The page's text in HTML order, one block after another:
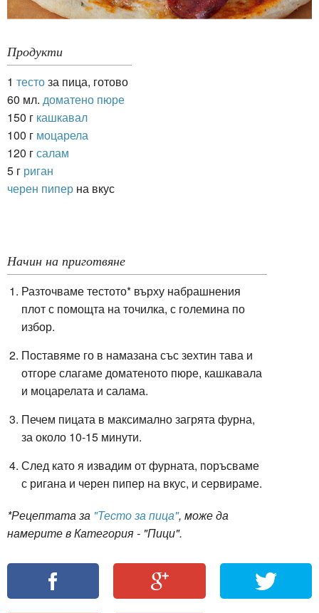
Продукти
1 тестоза пица, готово
60 мл. доматено пюре
150 г кашкавал
100 г моцарела
120 гсалам
5 г риган
черен пипер на вкус
Начин на приготвяне
Разточваме тестото* върху набрашнения
плот с помощта на точилка, с големина по
избор.
Поставяме го в намазана със зехтин тава и
отгоре слагаме доматеното пюре, кашкавала
и моцарелата и салама.
Печем пицата в максимално загрята фурна,
за около 10-15 минути.
След като я извадим от фурната, поръсваме
с ригана и черен пипер на вкус, и сервираме.
*Рецептата за "Тесто за пица", може да
намерите в Категория - "Пици".